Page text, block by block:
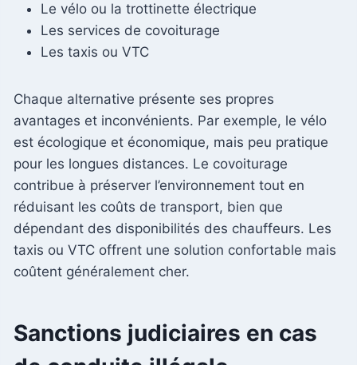
Le vélo ou la trottinette électrique
Les services de covoiturage
Les taxis ou VTC
Chaque alternative présente ses propres
avantages et inconvénients. Par exemple, le vélo
est écologique et économique, mais peu pratique
pour les longues distances. Le covoiturage
contribue à préserver l’environnement tout en
réduisant les coûts de transport, bien que
dépendant des disponibilités des chauffeurs. Les
taxis ou VTC offrent une solution confortable mais
coûtent généralement cher.
Sanctions judiciaires en cas